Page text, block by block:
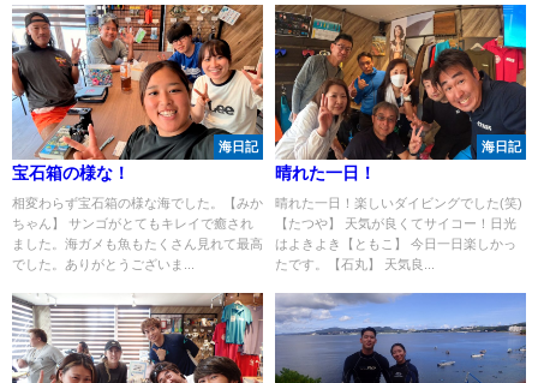
海日記
宝石箱の様な！
相変わらず宝石箱の様な海でした。【みか
ちゃん】 サンゴがとてもキレイで癒され
ました。海ガメも魚もたくさん見れて最高
でした。ありがとうございま...
海日記
晴れた一日！
晴れた一日！楽しいダイビングでした(笑)
【たつや】 天気が良くてサイコー！日光
はよきよき【ともこ】 今日一日楽しかっ
たです。【石丸】 天気良...